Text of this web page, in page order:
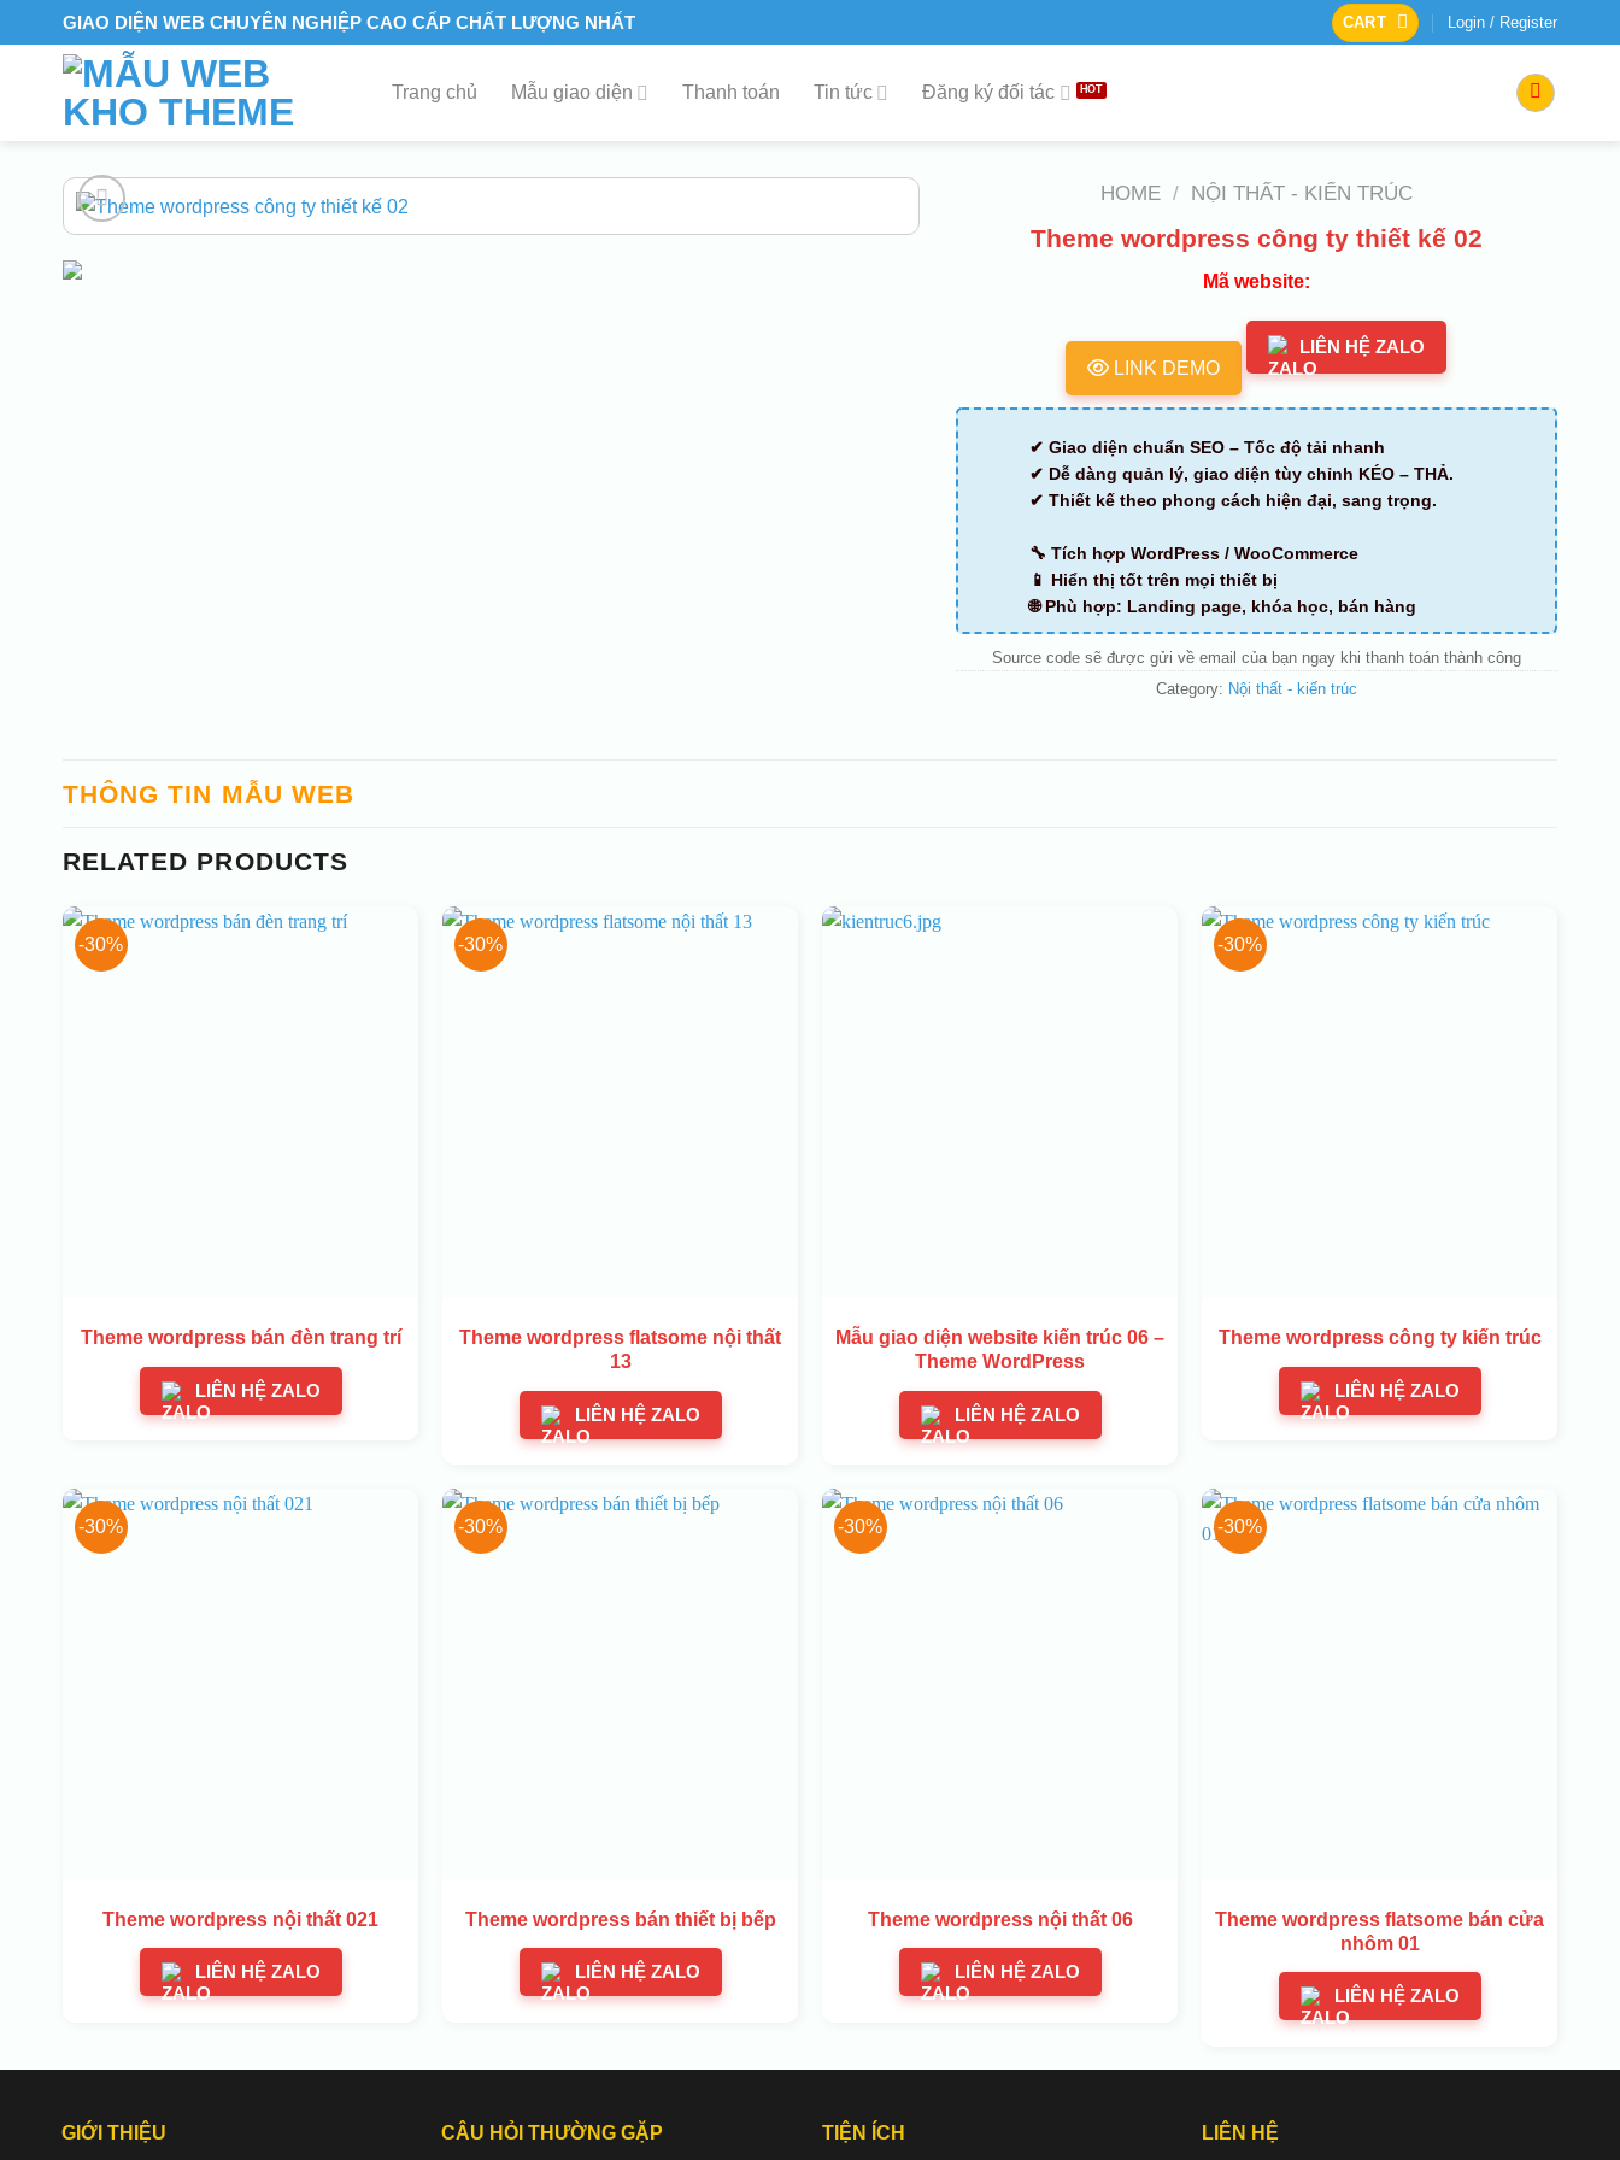
to
GIAO DIỆN WEB CHUYÊN NGHIỆP CAO CẤP CHẤT LƯỢNG NHẤT CART Login / Register
Trang chủ Mẫu giao diện Thanh toán Tin tức Đăng ký đối tác
HOME / NỘI THẤT - KIẾN TRÚC
Theme wordpress công ty thiết kế 02
Mã website:
LINK DEMO
LIÊN HỆ ZALO
✔ Giao diện chuẩn SEO – Tốc độ tải nhanh
✔ Dễ dàng quản lý, giao diện tùy chỉnh KÉO – THẢ.
✔ Thiết kế theo phong cách hiện đại, sang trọng.
🔧 Tích hợp WordPress / WooCommerce
📱 Hiển thị tốt trên mọi thiết bị
🌐 Phù hợp: Landing page, khóa học, bán hàng
Source code sẽ được gửi về email của bạn ngay khi thanh toán thành công
Category: Nội thất - kiến trúc
THÔNG TIN MẪU WEB
RELATED PRODUCTS
-30%
Theme wordpress bán đèn trang trí
LIÊN HỆ ZALO
-30%
Theme wordpress flatsome nội thất
13
LIÊN HỆ ZALO
Mẫu giao diện website kiến trúc 06 –
Theme WordPress
LIÊN HỆ ZALO
-30%
Theme wordpress công ty kiến trúc
LIÊN HỆ ZALO
-30%
Theme wordpress nội thất 021
LIÊN HỆ ZALO
-30%
Theme wordpress bán thiết bị bếp
LIÊN HỆ ZALO
-30%
Theme wordpress nội thất 06
LIÊN HỆ ZALO
-30%
Theme wordpress flatsome bán cửa
nhôm 01
LIÊN HỆ ZALO
GIỚI THIỆU CÂU HỎI THƯỜNG GẶP TIỆN ÍCH LIÊN HỆ